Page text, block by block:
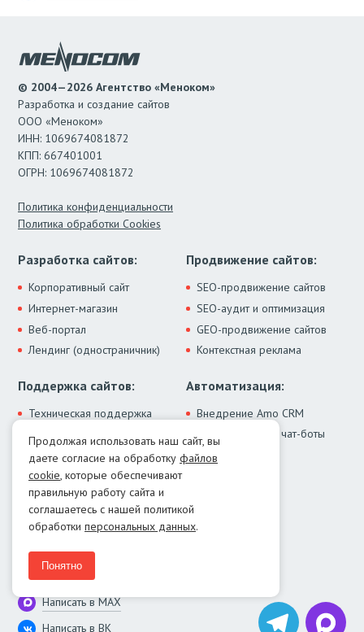
© 2004—2026 Агентство «Меноком»
Разработка и создание сайтов
ООО «Меноком»
ИНН: 1069674081872
КПП: 667401001
ОГРН: 1069674081872
Политика конфиденциальности
Политика обработки Cookies
Разработка сайтов:
Корпоративный сайт
Интернет-магазин
Веб-портал
Лендинг (одностраничник)
Продвижение сайтов:
SEO-продвижение сайтов
SEO-аудит и оптимизация
GEO-продвижение сайтов
Контекстная реклама
Поддержка сайтов:
Техническая поддержка
Модернизация сайта
Лечение от вирусов
Автоматизация:
Внедрение Amo CRM
ИИ-ассистенты и чат-боты
Интеграции
Контакты:
Москва:+7 (499) 322-77-02
Екатеринбург:+7 (343) 351-74-32
E-mail:info@menocom.ru
Время работы:
Написать в Telegram
Написать в MAX
Написать в ВК
Продолжая использовать наш сайт, вы
даете согласие на обработку файлов
cookie, которые обеспечивают
правильную работу сайта и
соглашаетесь с нашей политикой
обработки персональных данных.
Понятно